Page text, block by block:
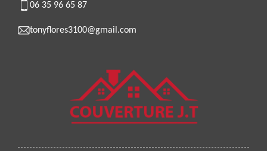
06 35 96 65 87
tonyflores3100@gmail.com